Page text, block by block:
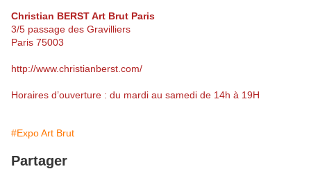
Christian BERST Art Brut Paris
3/5 passage des Gravilliers
Paris 75003
http://www.christianberst.com/
Horaires d’ouverture : du mardi au samedi de 14h à 19H
#Expo Art Brut
Partager